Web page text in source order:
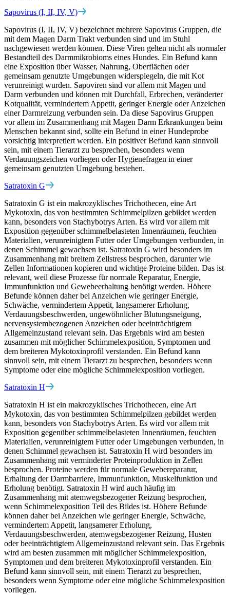
Sapovirus (I, II, IV, V)
Sapovirus (I, II, IV, V) bezeichnet mehrere Sapovirus Gruppen, die
mit dem Magen Darm Trakt verbunden sind und im Stuhl
nachgewiesen werden können. Diese Viren gelten nicht als normaler
Bestandteil des Darmmikrobioms eines Hundes. Ein Befund kann
eine Exposition über Wasser, Nahrung, Oberflächen oder
gemeinsam genutzte Umgebungen widerspiegeln, die mit Kot
verunreinigt wurden. Sapoviren sind vor allem mit Magen und
Darm verbunden und können mit Durchfall, Erbrechen, veränderter
Kotqualität, vermindertem Appetit, geringer Energie oder Anzeichen
einer Darmreizung verbunden sein. Da diese Sapovirus Gruppen
vor allem im Zusammenhang mit Magen Darm Erkrankungen beim
Menschen bekannt sind, sollte ein Befund in einer Hundeprobe
vorsichtig interpretiert werden. Ein positiver Befund kann sinnvoll
sein, mit einem Tierarzt zu besprechen, besonders wenn
Verdauungszeichen vorliegen oder Hygienefragen in einer
gemeinsam genutzten Umgebung bestehen.
Satratoxin G
Satratoxin G ist ein makrozyklisches Trichothecen, eine Art
Mykotoxin, das von bestimmten Schimmelpilzen gebildet werden
kann, besonders von Stachybotrys Arten. Es wird vor allem mit
Exposition gegenüber schimmelbelasteten Innenräumen, feuchten
Materialien, verunreinigtem Futter oder Umgebungen verbunden, in
denen Schimmel gewachsen ist. Satratoxin G wird besonders im
Zusammenhang mit breitem Zellstress besprochen, darunter wie
Zellen Informationen kopieren und wichtige Proteine bilden. Das ist
relevant, weil diese Prozesse für normale Reparatur, Energie,
Immunfunktion und Gewebeerhaltung benötigt werden. Höhere
Befunde können daher bei Anzeichen wie geringer Energie,
Schwäche, vermindertem Appetit, langsamerer Erholung,
Verdauungsbeschwerden, ungewöhnlicher Blutungsneigung,
nervensystembezogenen Anzeichen oder beeinträchtigtem
Allgemeinzustand relevant sein. Das Ergebnis wird am besten
zusammen mit möglicher Schimmelexposition, Symptomen und
dem breiteren Mykotoxinprofil verstanden. Ein Befund kann
sinnvoll sein, mit einem Tierarzt zu besprechen, besonders wenn
Symptome oder eine mögliche Schimmelexposition vorliegen.
Satratoxin H
Satratoxin H ist ein makrozyklisches Trichothecen, eine Art
Mykotoxin, das von bestimmten Schimmelpilzen gebildet werden
kann, besonders von Stachybotrys Arten. Es wird vor allem mit
Exposition gegenüber schimmelbelasteten Innenräumen, feuchten
Materialien, verunreinigtem Futter oder Umgebungen verbunden, in
denen Schimmel gewachsen ist. Satratoxin H wird besonders im
Zusammenhang mit verminderter Proteinproduktion in Zellen
besprochen. Proteine werden für normale Gewebereparatur,
Erhaltung der Darmbarriere, Immunfunktion, Muskelfunktion und
Erholung benötigt. Satratoxin H wird auch häufig im
Zusammenhang mit atemwegsbezogener Reizung besprochen,
wenn Schimmelexposition Teil des Bildes ist. Höhere Befunde
können daher bei Anzeichen wie geringer Energie, Schwäche,
vermindertem Appetit, langsamerer Erholung,
Verdauungsbeschwerden, atemwegsbezogener Reizung, Husten
oder beeinträchtigtem Allgemeinzustand relevant sein. Das Ergebnis
wird am besten zusammen mit möglicher Schimmelexposition,
Symptomen und dem breiteren Mykotoxinprofil verstanden. Ein
Befund kann sinnvoll sein, mit einem Tierarzt zu besprechen,
besonders wenn Symptome oder eine mögliche Schimmelexposition
vorliegen.